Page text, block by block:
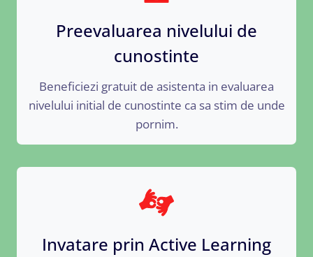
Preevaluarea nivelului de
cunostinte
Beneficiezi gratuit de asistenta in evaluarea
nivelului initial de cunostinte ca sa stim de unde
pornim.
Invatare prin Active Learning